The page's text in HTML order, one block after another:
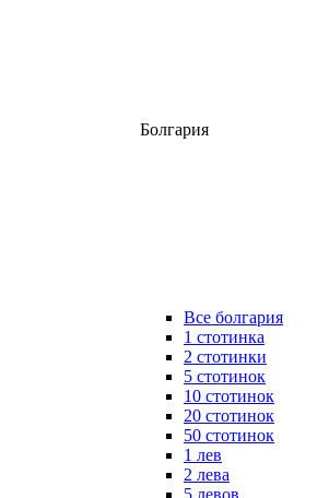
Болгария
Все болгария
1 стотинка
2 стотинки
5 стотинок
10 стотинок
20 стотинок
50 стотинок
1 лев
2 лева
5 левов